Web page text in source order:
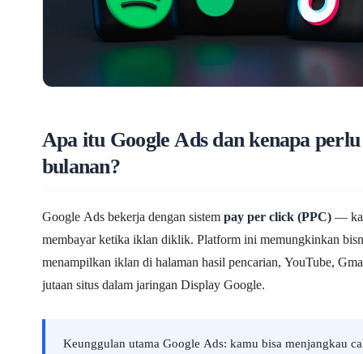
Apa itu Google Ads dan kenapa
bulanan?
Google Ads bekerja dengan sistem pay per click (PPC) —
membayar ketika iklan diklik. Platform ini memungkinkan
menampilkan iklan di halaman hasil pencarian, YouTube,
jutaan situs dalam jaringan Display Google.
Keunggulan utama Google Ads: kamu bisa menjangkau